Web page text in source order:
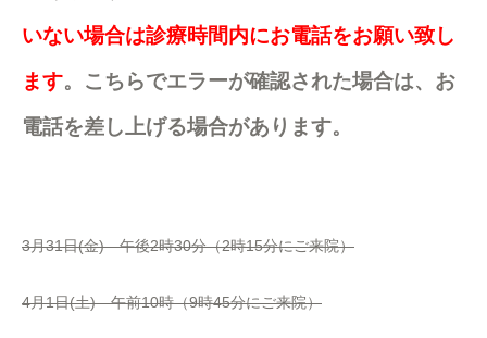
いない場合は診療時間内にお電話をお願い致し
ます。こちらでエラーが確認された場合は、お
電話を差し上げる場合があります。
3月31日(金) 午後2時30分（2時15分にご来院）
4月1日(土) 午前10時（9時45分にご来院）